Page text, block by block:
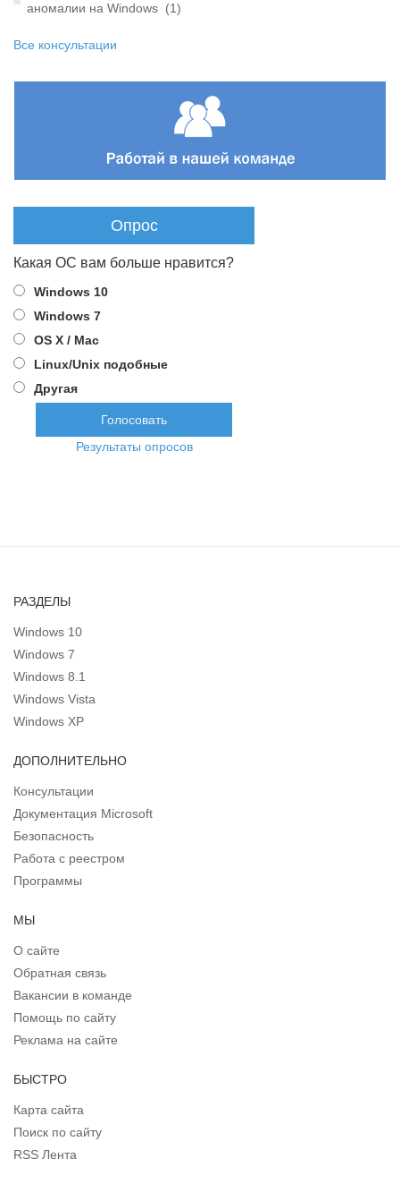
аномалии на Windows (1)
Все консультации
Опрос
Какая ОС вам больше нравится?
Windows 10
Windows 7
OS X / Mac
Linux/Unix подобные
Другая
Результаты опросов
РАЗДЕЛЫ
Windows 10
Windows 7
Windows 8.1
Windows Vista
Windows XP
ДОПОЛНИТЕЛЬНО
Консультации
Документация Microsoft
Безопасность
Работа с реестром
Программы
МЫ
О сайте
Обратная связь
Вакансии в команде
Помощь по сайту
Реклама на сайте
БЫСТРО
Карта сайта
Поиск по сайту
RSS Лента